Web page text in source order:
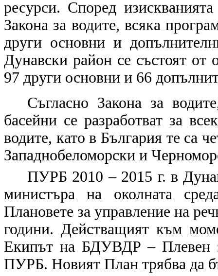
ресурси. Според
Закона за водите, всяка
други основни и
Дунавски район се състоят
97 други основни и 66
Съгласно Закона за
басейни се разработват за
водите, като в България те са
Западнобеломорски и
ПУРБ 2010 – 2015 г. в
министъра на околната
Плановете за управление на
години. Действащият към
Екипът на БДУВДР – Плевен
ПУРБ. Новият План трябва да